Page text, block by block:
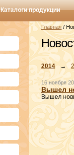
Каталоги продукции
Главная/
2014 →
16 ноября
Вышел
Вышел